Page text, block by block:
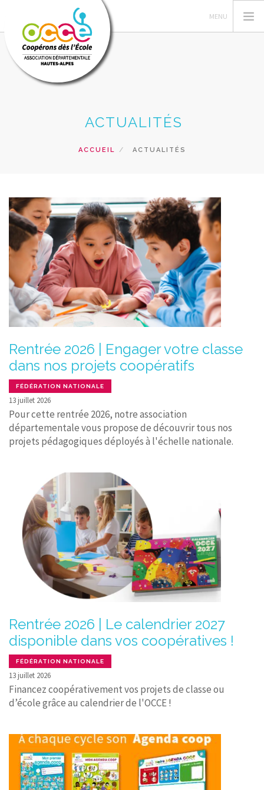
PRETS ET SERVICES
RECHERCHER
CONTACT
ACTUALITÉS
ACCUEIL ACTUALITÉS
Rentrée 2026 | Engager votre classe
dans nos projets coopératifs
FÉDÉRATION NATIONALE
13 juillet 2026
Pour cette rentrée 2026, notre association
départementale vous propose de découvrir tous nos
projets pédagogiques déployés à l'échelle nationale.
Rentrée 2026 | Le calendrier 2027
disponible dans vos coopératives !
FÉDÉRATION NATIONALE
13 juillet 2026
Financez coopérativement vos projets de classe ou
d’école grâce au calendrier de l'OCCE !